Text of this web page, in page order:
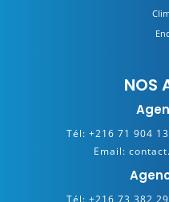
NOS
Tél: +216 71 904
Email:
Tél: +216 73 382